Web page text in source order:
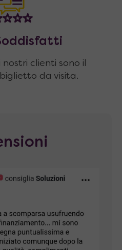
nostri clienti sono il
da visita.